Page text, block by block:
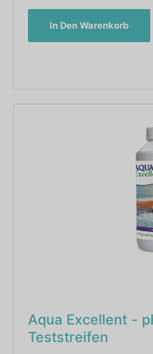
In Den Warenkorb
Aqua Excellent -
Teststreifen